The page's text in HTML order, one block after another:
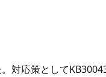
対応策として